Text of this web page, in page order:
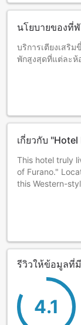
Breakfast is
นโยบายของที่พั
บริการเตียงเสริ
พักสูงสุดที่แต่ละห้
เกี่ยวกับ
This hotel truly
of Furano."
this Western-
รีวิวให้ข้อมูลที่
4.1